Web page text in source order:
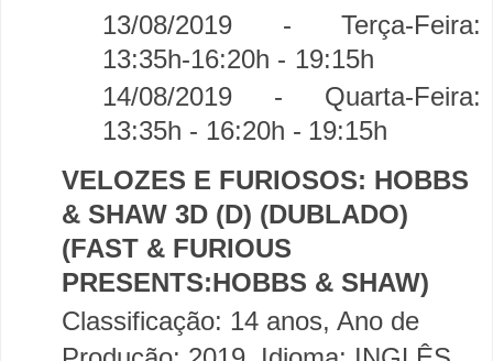
13/08/2019 - Terça-Feira:
13:35h-16:20h - 19:15h
14/08/2019 - Quarta-Feira:
13:35h - 16:20h - 19:15h
VELOZES E FURIOSOS: HOBBS
& SHAW 3D (D) (DUBLADO)
(FAST & FURIOUS
PRESENTS:HOBBS & SHAW)
Classificação: 14 anos, Ano de